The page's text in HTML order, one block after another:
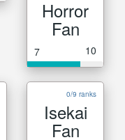
Horror
Fan
7 10
0/9 ranks
Isekai
Fan